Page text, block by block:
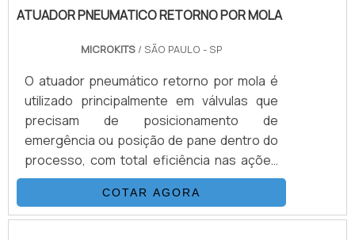
ATUADOR PNEUMATICO RETORNO POR MOLA
MICROKITS / SÃO PAULO - SP
O atuador pneumático retorno por mola é
utilizado principalmente em válvulas que
precisam de posicionamento de
emergência ou posição de pane dentro do
processo, com total eficiência nas ações
de forma rápida e segura. Este modelo de
atuador possui molas embutidas em vãos
instalados no interior do equipamento. A
COTAR AGORA